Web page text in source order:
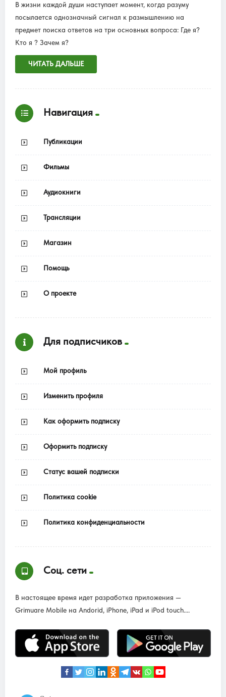
В жизни каждой души наступает момент, когда разуму
посылается однозначный сигнал к размышлению на
предмет поиска ответов на три основных вопроса: Где я?
Кто я ? Зачем я?
ЧИТАТЬ ДАЛЬШЕ
Навигация
Публикации
Фильмы
Аудиокниги
Трансляции
Магазин
Помощь
О проекте
Для подписчиков
Мой профиль
Изменить профиля
Как оформить подписку
Оформить подписку
Статус вашей подписки
Политика cookie
Политика конфиденциальности
Соц. сети
В настоящее время идет разработка приложения —
Grimuare Mobile на Andorid, iPhone, iPad и iPod touch....